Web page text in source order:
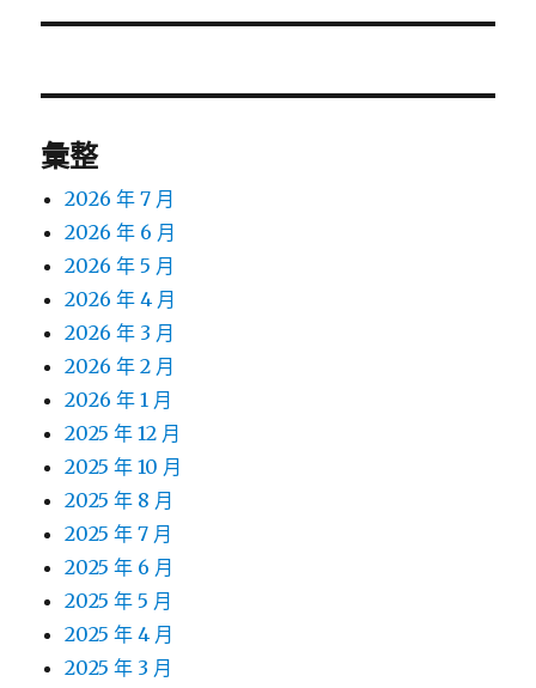
文
彙整
2026 年 7 月
2026 年 6 月
2026 年 5 月
2026 年 4 月
2026 年 3 月
2026 年 2 月
2026 年 1 月
2025 年 12 月
2025 年 10 月
2025 年 8 月
2025 年 7 月
2025 年 6 月
2025 年 5 月
2025 年 4 月
2025 年 3 月